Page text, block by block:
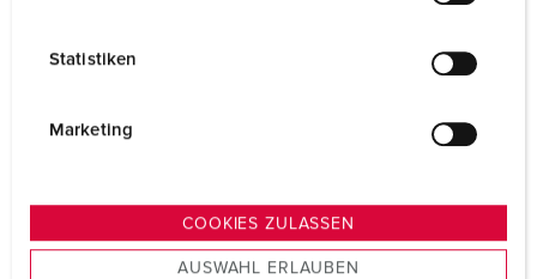
s
Statistiken
Marketing
COOKIES ZULASSEN
AUSWAHL ERLAUBEN